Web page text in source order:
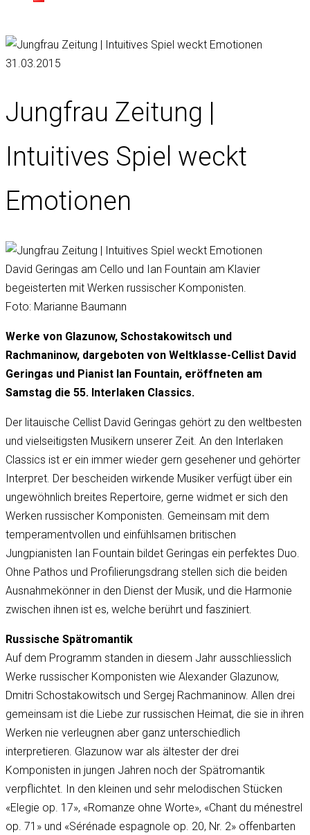
31.03.2015
Jungfrau Zeitung |
Intuitives Spiel weckt
Emotionen
David Geringas am Cello und Ian Fountain am Klavier
begeisterten mit Werken russischer Komponisten.
Foto: Marianne Baumann
Werke von Glazunow, Schostakowitsch und
Rachmaninow, dargeboten von Weltklasse-Cellist David
Geringas und Pianist Ian Fountain, eröffneten am
Samstag die 55. Interlaken Classics.
Der litauische Cellist David Geringas gehört zu den weltbesten
und vielseitigsten Musikern unserer Zeit. An den Interlaken
Classics ist er ein immer wieder gern gesehener und gehörter
Interpret. Der bescheiden wirkende Musiker verfügt über ein
ungewöhnlich breites Repertoire, gerne widmet er sich den
Werken russischer Komponisten. Gemeinsam mit dem
temperamentvollen und einfühlsamen britischen
Jungpianisten Ian Fountain bildet Geringas ein perfektes Duo.
Ohne Pathos und Profilierungsdrang stellen sich die beiden
Ausnahmekönner in den Dienst der Musik, und die Harmonie
zwischen ihnen ist es, welche berührt und fasziniert.
Russische Spätromantik
Auf dem Programm standen in diesem Jahr ausschliesslich
Werke russischer Komponisten wie Alexander Glazunow,
Dmitri Schostakowitsch und Sergej Rachmaninow. Allen drei
gemeinsam ist die Liebe zur russischen Heimat, die sie in ihren
Werken nie verleugnen aber ganz unterschiedlich
interpretieren. Glazunow war als ältester der drei
Komponisten in jungen Jahren noch der Spätromantik
verpflichtet. In den kleinen und sehr melodischen Stücken
«Elegie op. 17», «Romanze ohne Worte», «Chant du ménestrel
op. 71» und «Sérénade espagnole op. 20, Nr. 2» offenbarten